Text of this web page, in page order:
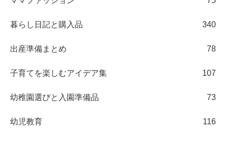
暮らし日記と購入品 340
出産準備まとめ 78
子育てを楽しむアイデア集 107
幼稚園選びと入園準備品 73
幼児教育 116